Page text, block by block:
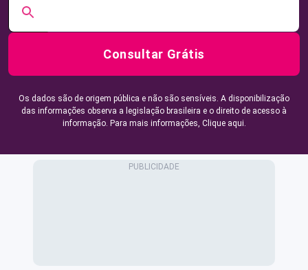
Consultar Grátis
Os dados são de origem pública e não são sensíveis. A disponibilização
das informações observa a legislação brasileira e o direito de acesso à
informação. Para mais informações, Clique aqui.